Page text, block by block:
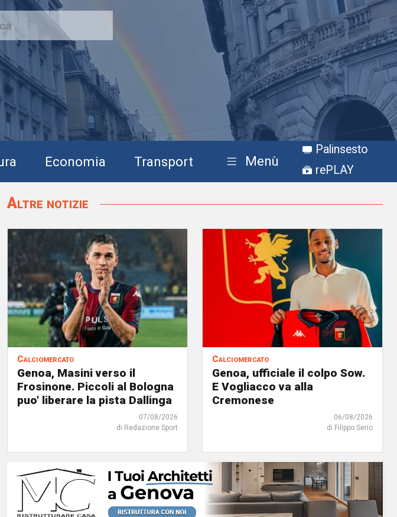
Economia Transport Menù
Palinsesto
rePLAY
Altre notizie
Calciomercato
Genoa, Masini verso il
Frosinone. Piccoli al Bologna
puo' liberare la pista Dallinga
07/08/2026
di Redazione Sport
Calciomercato
Genoa, ufficiale il colpo Sow.
E Vogliacco va alla
Cremonese
06/08/2026
di Filippo Serio